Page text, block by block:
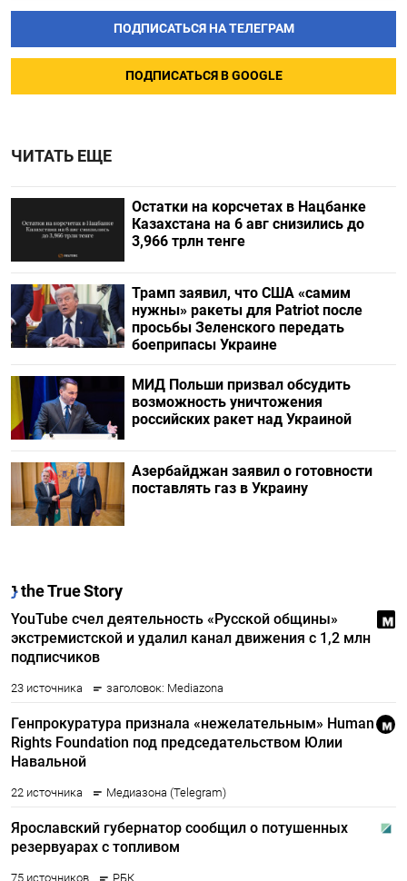
ПОДПИСАТЬСЯ НА ТЕЛЕГРАМ
ПОДПИСАТЬСЯ В GOOGLE
ЧИТАТЬ ЕЩЕ
Остатки на корсчетах в Нацбанке
Казахстана на 6 авг снизились до
3,966 трлн тенге
Трамп заявил, что США «самим
нужны» ракеты для Patriot после
просьбы Зеленского передать
боеприпасы Украине
МИД Польши призвал обсудить
возможность уничтожения
российских ракет над Украиной
Азербайджан заявил о готовности
поставлять газ в Украину